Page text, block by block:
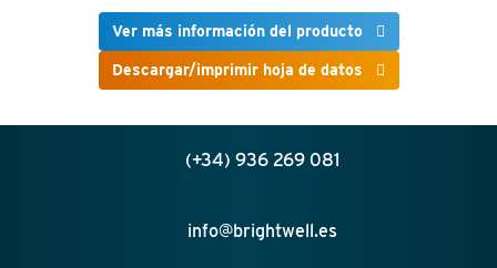
Ver más información del producto
Descargar/imprimir hoja de datos
(+34) 936 269 081
info@brightwell.es